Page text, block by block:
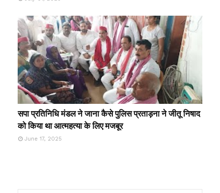
सपा प्रतिनिधि मंडल ने जाना कैसे पुलिस प्रताड़ना ने जीतू निषाद
को किया था आत्महत्या के लिए मजबूर
June 17, 2025